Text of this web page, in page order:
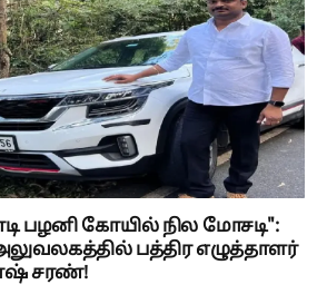
பழனி கோயில் நில மோசடி":
அலுவலகத்தில் பத்திர எழுத்தாளர்
சரண்!